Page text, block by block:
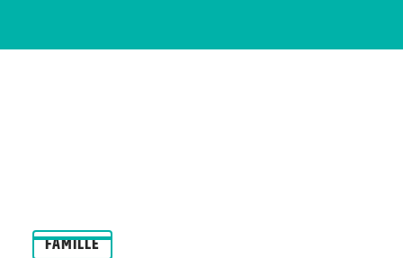
FAMILLE